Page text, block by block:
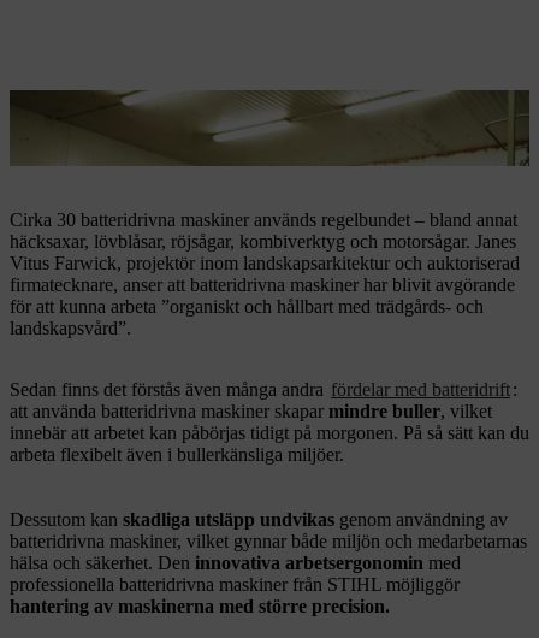
STIHL batteridrivna maskiner har länge varit en viktig del inom
trädgårds- och landskapsvård.
Cirka 30 batteridrivna maskiner används regelbundet – bland annat
häcksaxar, lövblåsar, röjsågar, kombiverktyg och motorsågar. Janes
Vitus Farwick, projektör inom landskapsarkitektur och auktoriserad
firmatecknare, anser att batteridrivna maskiner har blivit avgörande
för att kunna arbeta ”organiskt och hållbart med trädgårds- och
landskapsvård”.
Sedan finns det förstås även många andra fördelar med batteridrift:
att använda batteridrivna maskiner skapar mindre buller, vilket
innebär att arbetet kan påbörjas tidigt på morgonen. På så sätt kan du
arbeta flexibelt även i bullerkänsliga miljöer.
Dessutom kan skadliga utsläpp undvikas genom användning av
batteridrivna maskiner, vilket gynnar både miljön och medarbetarnas
hälsa och säkerhet. Den innovativa arbetsergonomin med
professionella batteridrivna maskiner från STIHL möjliggör
hantering av maskinerna med större precision.